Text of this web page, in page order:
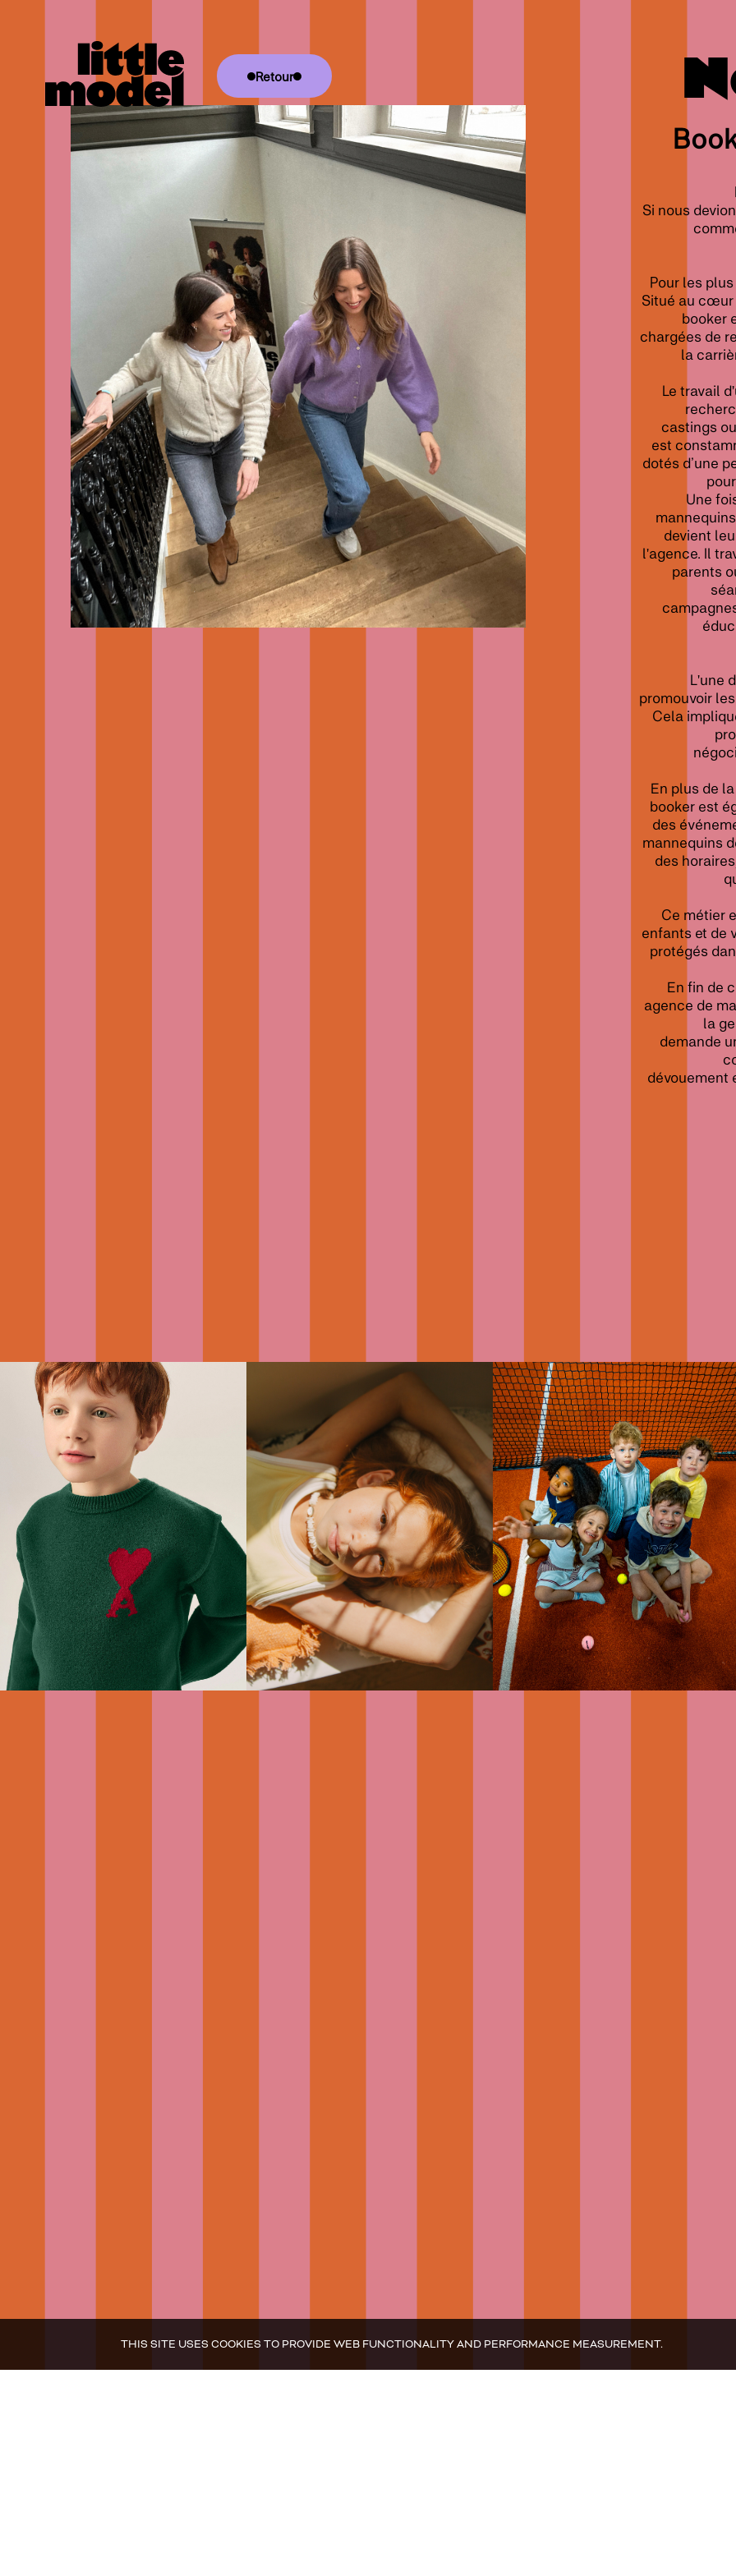
THIS SITE USES COOKIES TO PROVIDE WEB FUNCTIONALITY AND PERFORMANCE MEASUREMENT.
Retour
Si nous
Pour les
Situé au cœur
booker
chargées de
la
Le travail
castings
est
dotés d’une
Une
devient
l'agence. Il
parents
L'une
promouvoir
Cela
En plus de
booker est
des
mannequins
des
Ce métier
enfants et de
protégés
En fin de
agence de
la
demande
dévouement
AMI PARIS X LITTLE
MODEL
Marius, Pépite 2026, pose pour la
collection enfant de la maison de
luxe AMI PARIS ❤️ Une
expérience incroyable dont il ...
SUMMER DAY ☀️
Dans le cadre du shooting
Summer Day, les Pépites 2026
ont participé à une journée
imaginée par Little Model
Management,...
JUIN
2026
JEU, SET & MATCH !
Réunies devant l’objectif, les
Pépites 2026 se sont retrouvées
pour une nouvelle expérience
placée sous le signe du ten...
27
MAI
2026